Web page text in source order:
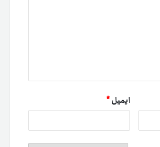
ایمیل*